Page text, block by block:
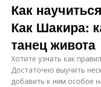
Как
Как Шакира:
танец живота
Хотите узнать как
Достаточно выучить
добавить к ним особое